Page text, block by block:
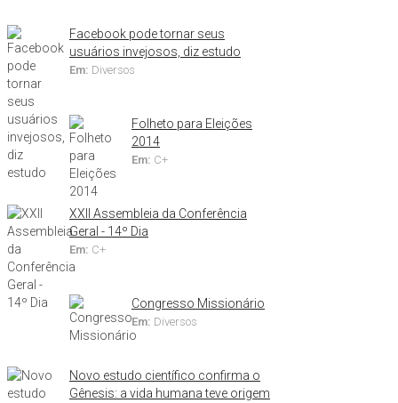
Facebook pode tornar seus
usuários invejosos, diz estudo
Em: Diversos
Folheto para Eleições
2014
Em: C+
XXII Assembleia da Conferência
Geral - 14º Dia
Em: C+
Congresso Missionário
Em: Diversos
Novo estudo científico confirma o
Gênesis: a vida humana teve origem